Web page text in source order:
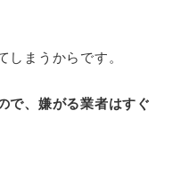
しまうからです。
で、嫌がる業者はすぐ